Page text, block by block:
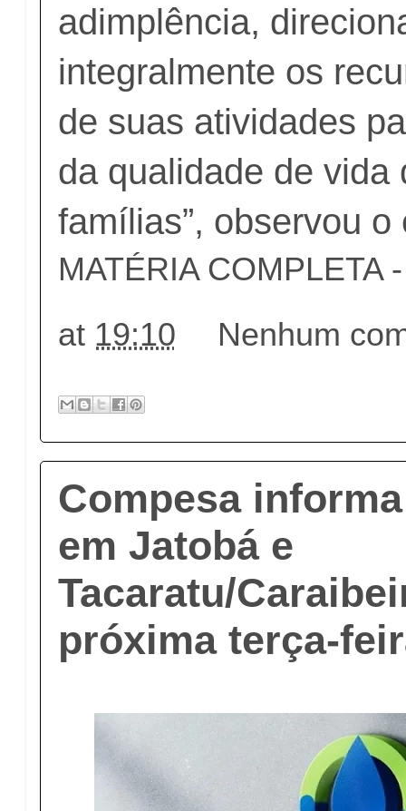
adimplência,
integralmente os
de suas atividades
da qualidade de vida
famílias”, observou o
MATÉRIA COMPLETA
at 19:10 Nenhum
Compesa
em Jatobá e
Tacaratu/
próxima terça-